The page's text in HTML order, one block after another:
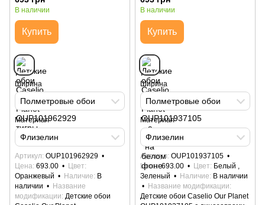
В наличии
Купить
Ширина
Полметровые обои
Материал
Флизелин
Артикул OUP101962929
Цена 693.00
Цвет
Оранжевый
Наличие
В
наличии
Название
модификации Детские обои
В наличии
Купить
Ширина
Полметровые обои
Материал
Флизелин
Артикул OUP101937105
Цена 693.00 Цвет
Белый ,
Зеленый
Наличие
В наличии
Название модификации
Детские обои Caselio Our Planet